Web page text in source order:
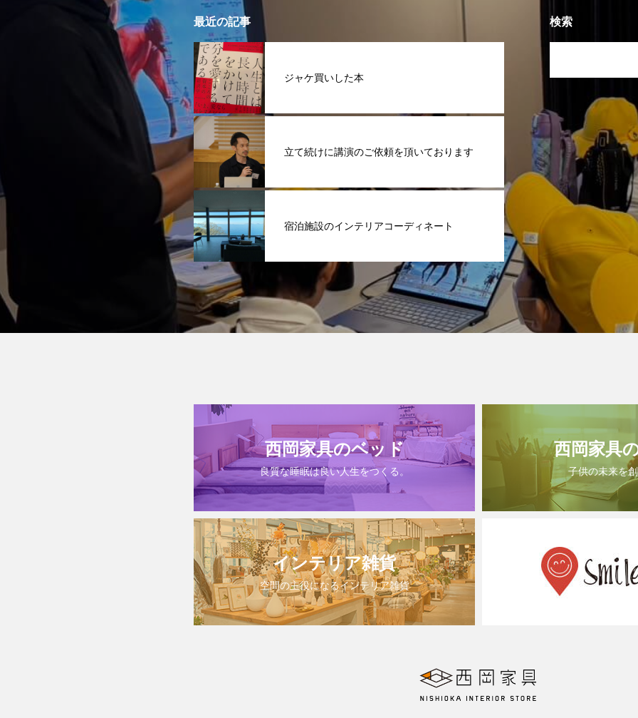
最近の記事
ジャケ買いした本
立て続けに講演のご依頼を頂いております
宿泊施設のインテリアコーディネート
検索
西岡家具のベッド
良質な睡眠は良い人生をつくる。
西岡家具
子供の未来を
インテリア雑貨
空間の主役になるインテリア雑貨